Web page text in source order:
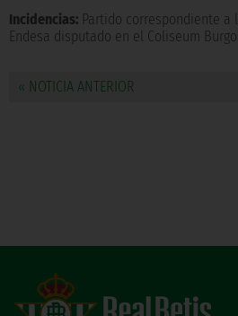
Incidencias: Partido correspondiente a
Endesa disputado en el Coliseum
« NOTICIA ANTERIOR